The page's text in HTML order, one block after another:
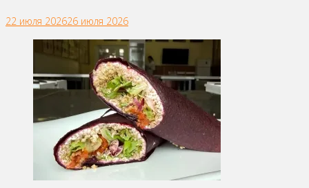
22 июля 202626 июля 2026